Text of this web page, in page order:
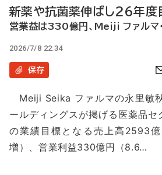
ン
テ
ツ
に
動
新薬や抗菌薬伸ばし26年度
営業益は330億円、Meiji ファルマ
2026/7/8 22:34
保存
Meiji Seika ファルマの永里敏
ールディングスが掲げる医薬品
の業績目標となる売上高2593億
増）、営業利益330億円（8.6…